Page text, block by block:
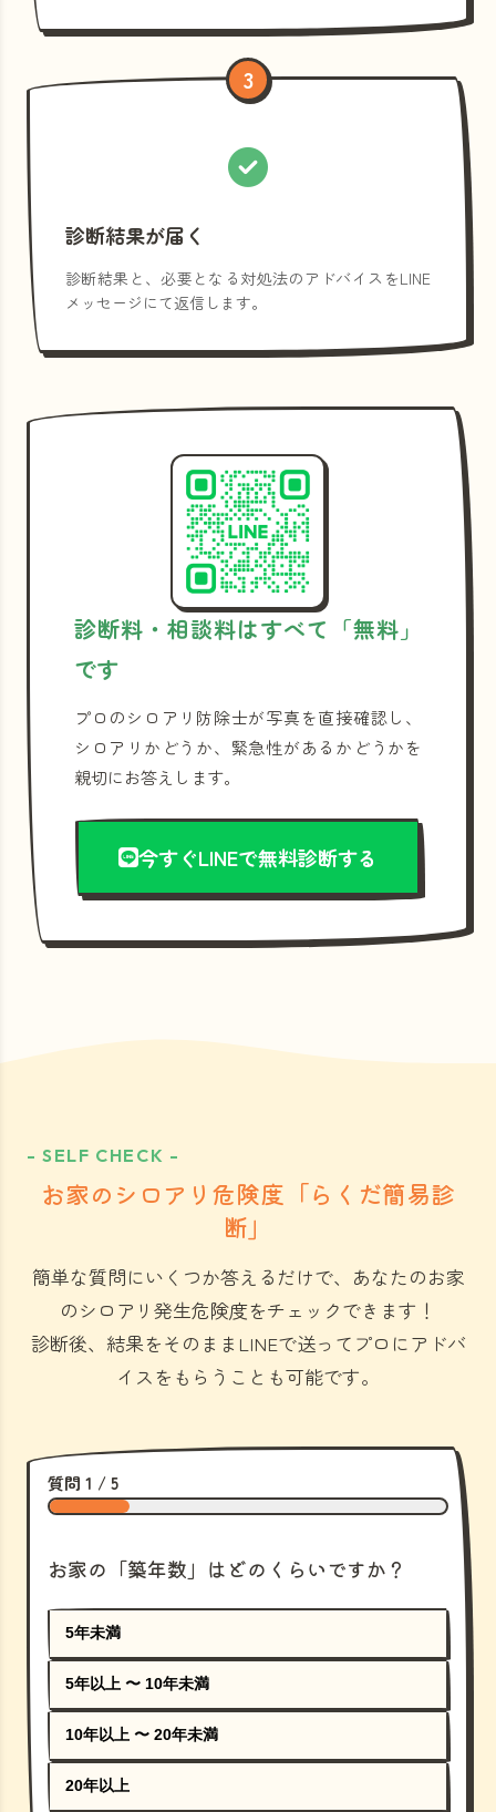
3
診断結果が届く
診断結果と、必要となる対処法のアドバイスをLINE
メッセージにて返信します。
診断料・相談料はすべて「無料」
です
プロのシロアリ防除士が写真を直接確認し、
シロアリかどうか、緊急性があるかどうかを
親切にお答えします。
今すぐLINEで無料診断する
- SELF CHECK -
お家のシロアリ危険度「らくだ簡易診
断」
簡単な質問にいくつか答えるだけで、あなたのお家
のシロアリ発生危険度をチェックできます！
診断後、結果をそのままLINEで送ってプロにアドバ
イスをもらうことも可能です。
質問 1 / 5
お家の「築年数」はどのくらいですか？
5年未満
5年以上 〜 10年未満
10年以上 〜 20年未満
20年以上